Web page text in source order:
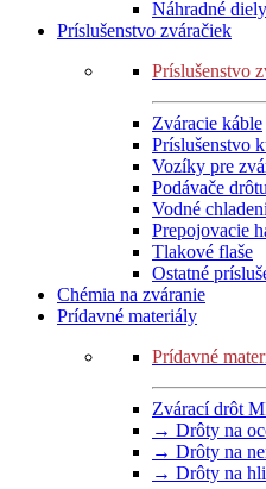
Náhradné
Príslušenstvo zváračiek
Príslušenstvo
Zváracie káble
Príslušenstvo
Vozíky pre
Podávače drôtu
Vodné
Prepojovacie
Tlakové flaše
Ostatné
Chémia na zváranie
Prídavné materiály
Prídavné
Zvárací drôt
→ Drôty na
→ Drôty na
→ Drôty na